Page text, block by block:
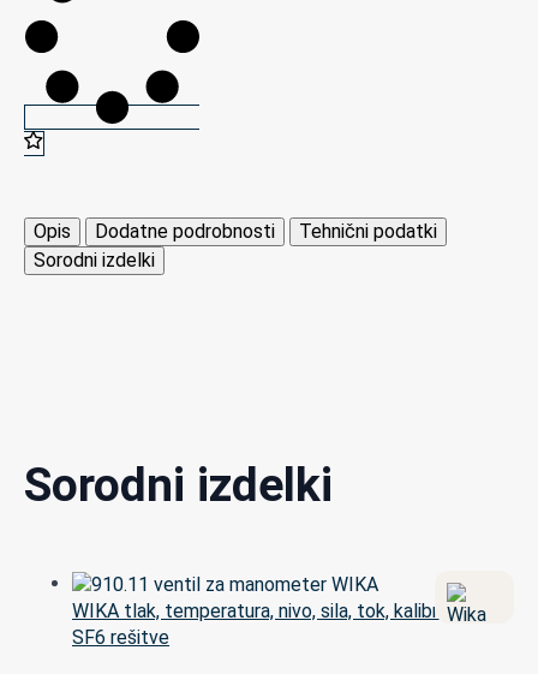
Opis Dodatne podrobnosti
Tehnični podatki
Sorodni izdelki
Sorodni izdelki
WIKA tlak, temperatura, nivo, sila, tok, kalibracija in
SF6 rešitve